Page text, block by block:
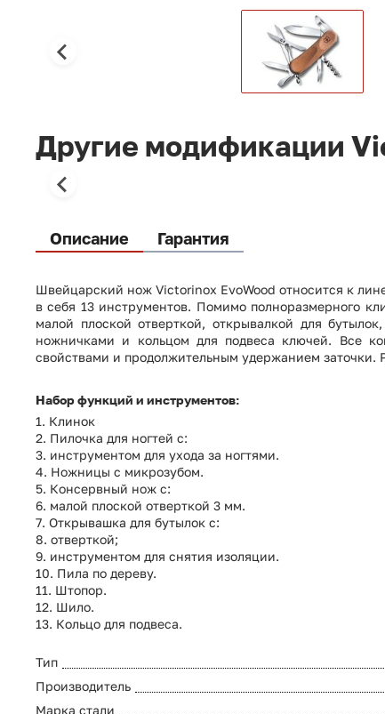
Другие модификации
Описание Гарантия
Швейцарский нож Victorinox EvoWood относится к
в себя 13 инструментов. Помимо полноразмерного
малой плоской отверткой, открывалкой для
ножничками и кольцом для подвеса ключей. Все
свойствами и продолжительным удержанием
Набор функций и инструментов:
1. Клинок
2. Пилочка для ногтей с:
3. инструментом для ухода за ногтями.
4. Ножницы с микрозубом.
5. Консервный нож с:
6. малой плоской отверткой 3 мм.
7. Открывашка для бутылок с:
8. отверткой;
9. инструментом для снятия изоляции.
10. Пила по дереву.
11. Штопор.
12. Шило.
13. Кольцо для подвеса.
Тип
Производитель
Марка стали